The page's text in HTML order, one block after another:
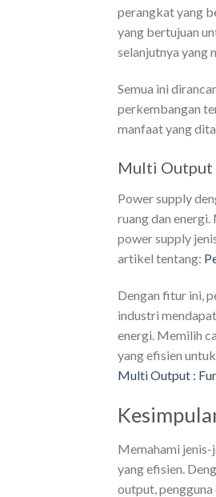
perangkat yang
yang bertujuan
selanjutnya yang
Semua ini
perkembangan
manfaat yang
Multi Output
Power supply
ruang dan
power supply
artikel tentang:
Dengan fitur ini,
industri
energi. Memilih
yang efisien
Multi Output :
Memahami
yang efisien.
output,